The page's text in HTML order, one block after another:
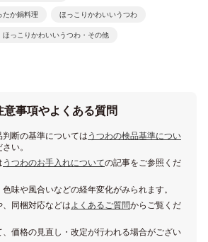
たか鍋料理 ほっこりかわいいうつわ
ほっこりかわいいうつわ・その他
意事項やよくある質問
判断の基準については うつわの検品基準につい
い。
うつわのお手入れについての記事をご参照くだ
味や風合いなどの経年変化がみられます。
同梱対応などはよくあるご質問からご覧くだ
価格の見直し・改定が行われる場合がござい